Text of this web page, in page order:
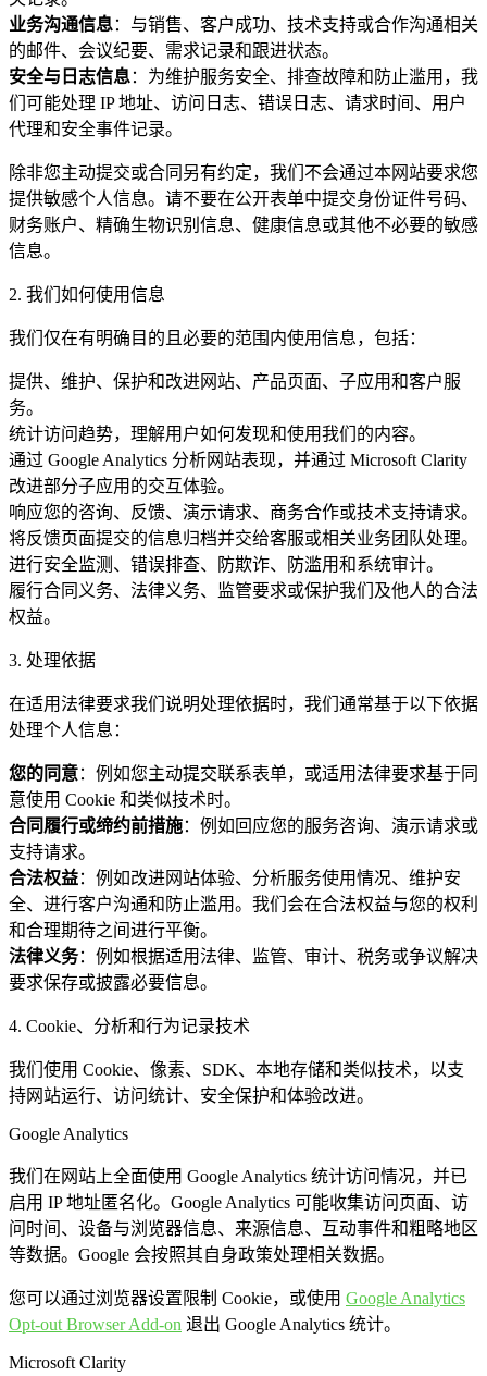
业务沟通信息：与销售、客户成功、技术支持或合作沟通相关
的邮件、会议纪要、需求记录和跟进状态。
安全与日志信息：为维护服务安全、排查故障和防止滥用，我
们可能处理 IP 地址、访问日志、错误日志、请求时间、用户
代理和安全事件记录。
除非您主动提交或合同另有约定，我们不会通过本网站要求您
提供敏感个人信息。请不要在公开表单中提交身份证件号码、
财务账户、精确生物识别信息、健康信息或其他不必要的敏感
信息。
2. 我们如何使用信息
我们仅在有明确目的且必要的范围内使用信息，包括：
提供、维护、保护和改进网站、产品页面、子应用和客户服
务。
统计访问趋势，理解用户如何发现和使用我们的内容。
通过 Google Analytics 分析网站表现，并通过 Microsoft Clarity
改进部分子应用的交互体验。
响应您的咨询、反馈、演示请求、商务合作或技术支持请求。
将反馈页面提交的信息归档并交给客服或相关业务团队处理。
进行安全监测、错误排查、防欺诈、防滥用和系统审计。
履行合同义务、法律义务、监管要求或保护我们及他人的合法
权益。
3. 处理依据
在适用法律要求我们说明处理依据时，我们通常基于以下依据
处理个人信息：
您的同意：例如您主动提交联系表单，或适用法律要求基于同
意使用 Cookie 和类似技术时。
合同履行或缔约前措施：例如回应您的服务咨询、演示请求或
支持请求。
合法权益：例如改进网站体验、分析服务使用情况、维护安
全、进行客户沟通和防止滥用。我们会在合法权益与您的权利
和合理期待之间进行平衡。
法律义务：例如根据适用法律、监管、审计、税务或争议解决
要求保存或披露必要信息。
4. Cookie、分析和行为记录技术
我们使用 Cookie、像素、SDK、本地存储和类似技术，以支
持网站运行、访问统计、安全保护和体验改进。
Google Analytics
我们在网站上全面使用 Google Analytics 统计访问情况，并已
启用 IP 地址匿名化。Google Analytics 可能收集访问页面、访
问时间、设备与浏览器信息、来源信息、互动事件和粗略地区
等数据。Google 会按照其自身政策处理相关数据。
您可以通过浏览器设置限制 Cookie，或使用 Google Analytics
Opt-out Browser Add-on 退出 Google Analytics 统计。
Microsoft Clarity